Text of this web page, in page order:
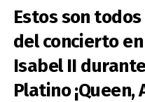
Estos son todos
del concierto
Isabel II
Platino ¡Queen,